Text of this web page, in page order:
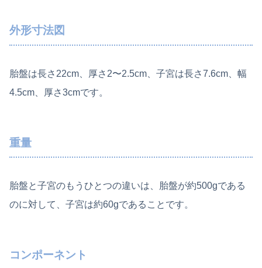
外形寸法図
胎盤は長さ22cm、厚さ2〜2.5cm、子宮は長さ7.6cm、幅
4.5cm、厚さ3cmです。
重量
胎盤と子宮のもうひとつの違いは、胎盤が約500gである
のに対して、子宮は約60gであることです。
コンポーネント